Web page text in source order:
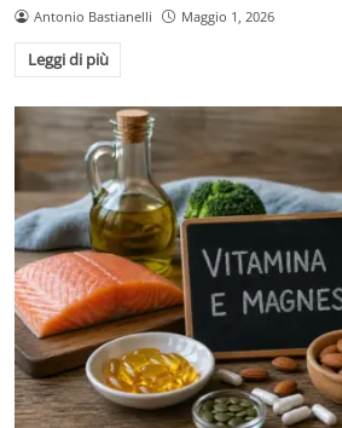
Antonio Bastianelli Maggio 1, 2026
Leggi di più